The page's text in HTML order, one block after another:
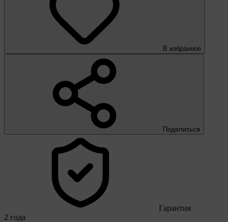
В избранное
Поделиться
Гарантия
2 года